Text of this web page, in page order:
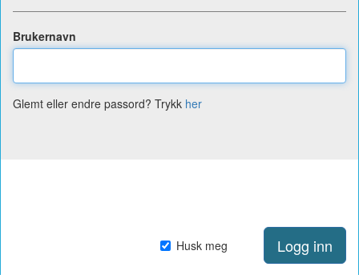
Brukernavn
Glemt eller endre passord? Trykk her
Husk meg Logg inn